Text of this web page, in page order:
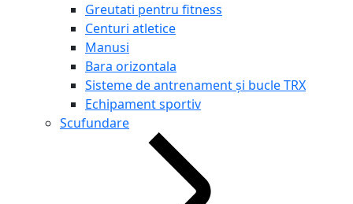
Greutati pentru fitness
Centuri atletice
Manusi
Bara orizontala
Sisteme de antrenament și bucle TRX
Echipament sportiv
Scufundare